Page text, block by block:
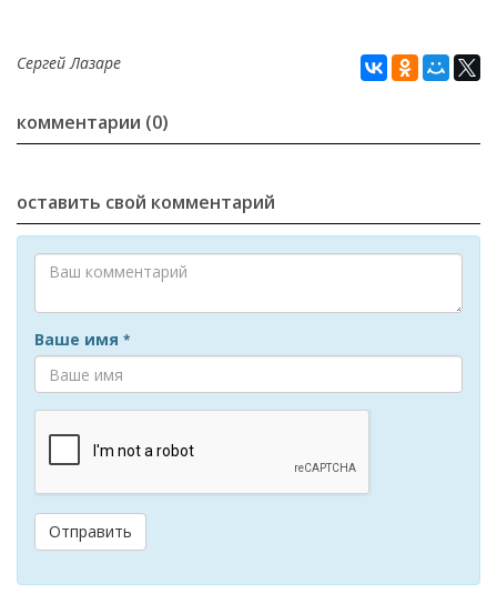
Сергей Лазаре
комментарии (0)
оставить свой комментарий
Ваше имя *
Отправить